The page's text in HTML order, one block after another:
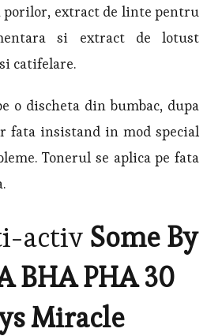
extract de linte pentru
si extract de lotust
catifelare.
o discheta din bumbac, dupa
fata insistand in mod special
Tonerul se aplica pe fata
activ Some By
BHA PHA 30
Miracle